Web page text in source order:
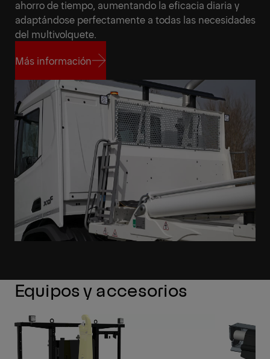
ahorro de tiempo, aumentando la eficacia diaria y
adaptándose perfectamente a todas las necesidades
del multivolquete.
Más información
Más información
Equipos y accesorios